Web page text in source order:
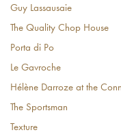
Guy Lassausaie
The Quality Chop House
Porta di Po
Le Gavroche
Hélène Darroze at the
The Sportsman
Texture